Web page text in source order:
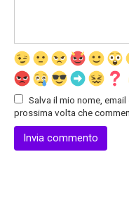
Salva il mio nome,
prossima volta che